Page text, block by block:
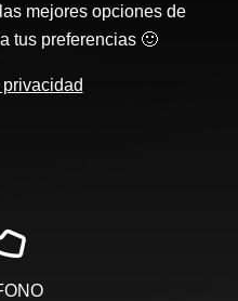
mejores opciones de
tus preferencias 🙂